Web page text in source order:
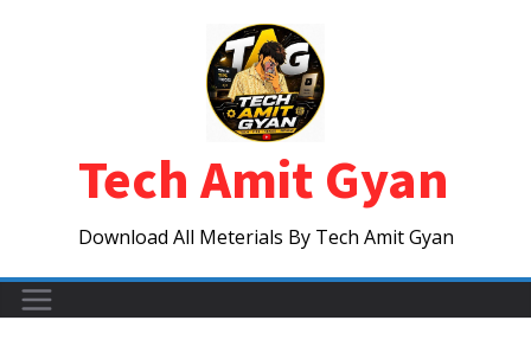
Tech Amit Gyan
Download All Meterials By Tech Amit Gyan